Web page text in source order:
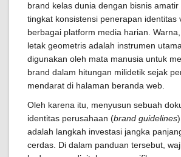
brand kelas dunia dengan bisnis
tingkat konsistensi penerapan identitas
berbagai platform media harian.
letak geometris adalah instrumen
digunakan oleh mata manusia untuk
brand dalam hitungan milidetik sejak
mendarat di halaman beranda web.
Oleh karena itu, menyusun sebuah
identitas perusahaan (brand guidelines
adalah langkah investasi jangka
cerdas. Di dalam panduan tersebut,